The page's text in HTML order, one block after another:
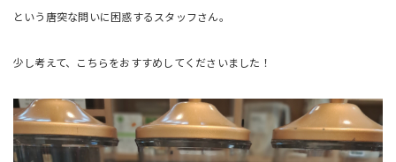
という唐突な問いに困惑するスタッフさん。
少し考えて、こちらをおすすめしてくださいました！